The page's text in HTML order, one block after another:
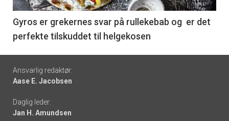
6
Gyros er grekernes svar på rullekebab og er det
perfekte tilskuddet til helgekosen
Footer
-
links
Ansvarlig redaktør:
Aase E. Jacobsen
Daglig leder:
Jan H. Amundsen